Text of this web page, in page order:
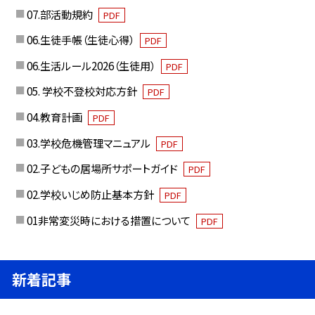
07.部活動規約 PDF
06.生徒手帳（生徒心得） PDF
06.生活ルール2026（生徒用） PDF
05. 学校不登校対応方針 PDF
04.教育計画 PDF
03.学校危機管理マニュアル PDF
02.子どもの居場所サポートガイド PDF
02.学校いじめ防止基本方針 PDF
01非常変災時における措置について PDF
新着記事